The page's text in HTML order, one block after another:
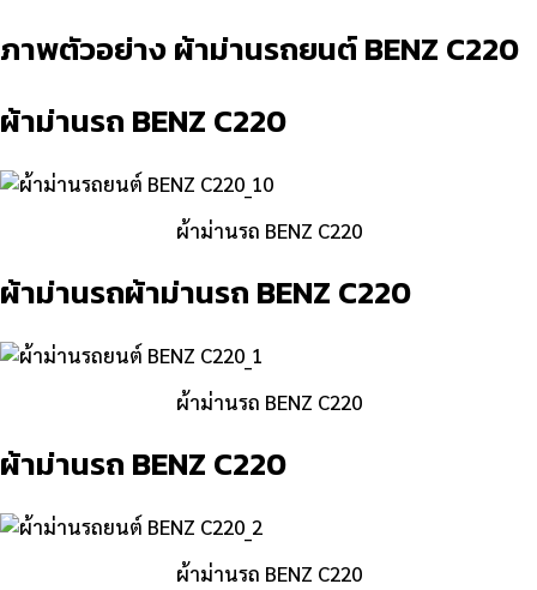
ภาพตัวอย่าง ผ้าม่านรถยนต์ BENZ C220
ผ้าม่านรถ BENZ C220
ผ้าม่านรถ BENZ C220
ผ้าม่านรถผ้าม่านรถ BENZ C220
ผ้าม่านรถ BENZ C220
ผ้าม่านรถ BENZ C220
ผ้าม่านรถ BENZ C220